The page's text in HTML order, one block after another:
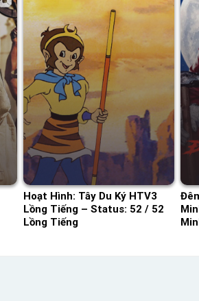
Hoạt Hình: Tây Du Ký HTV3
Lồng Tiếng – Status: 52 / 52
Lồng Tiếng